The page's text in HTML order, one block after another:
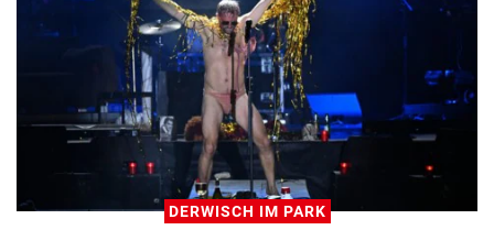
DERWISCH IM PARK